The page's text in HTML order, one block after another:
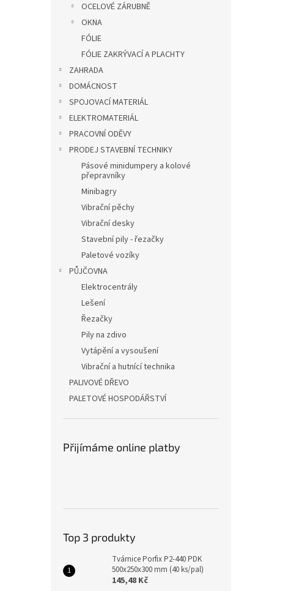
OCELOVÉ ZÁRUBNĚ
OKNA
FÓLIE
FÓLIE ZAKRÝVACÍ A PLACHTY
ZAHRADA
DOMÁCNOST
SPOJOVACÍ MATERIÁL
ELEKTROMATERIÁL
PRACOVNÍ ODĚVY
PRODEJ STAVEBNÍ TECHNIKY
Pásové minidumpery a kolové
přepravníky
Minibagry
Vibrační pěchy
Vibrační desky
Stavební pily - řezačky
Paletové vozíky
PŮJČOVNA
Elektrocentrály
Lešení
Řezačky
Pily na zdivo
Vytápění a vysoušení
Vibrační a hutnící technika
PALIVOVÉ DŘEVO
PALETOVÉ HOSPODÁŘSTVÍ
Přijímáme online platby
Top 3 produkty
Tvárnice Porfix P2-440 PDK
500x250x300 mm (40 ks/pal)
145,48 Kč